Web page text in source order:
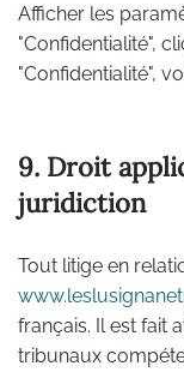
Afficher les
"Confidentialité",
"Confidentialité",
9. Droit
juridiction
Tout litige en
français. Il est fait
tribunaux